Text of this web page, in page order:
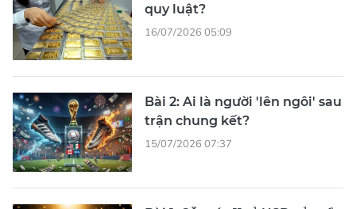
quy luật?
16/07/2026 05:09
Bài 2: Ai là người 'lên ngôi' sau
trận chung kết?
15/07/2026 07:37